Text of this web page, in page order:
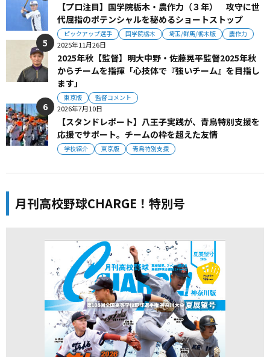
【プロ注目】国学院栃木・農作力（３年） 攻守に世
代屈指のポテンシャルを秘めるショートストップ
ピックアップ選手 国学院栃木 埼玉/群馬/栃木版 農作力
2025年11月26日
2025年秋【監督】明大中野・佐藤晃平監督2025年秋
からチームを指揮「心技体で『強いチーム』を目指し
ます」
東京版 監督コメント
2026年7月10日
【スタンドレポート】八王子実践が、青鳥特別支援を
応援でサポート。チームの枠を超えた友情
学校紹介 東京版 青鳥特別支援
月刊高校野球CHARGE！特別号